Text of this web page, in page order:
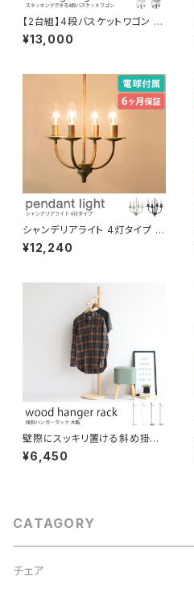
【2台組】4段バスケットワゴン 商
品陳列や『見せる収納』に。スタ
ッキング可
¥13,000
シャンデリアライト 4灯タイプ ス
チールパイプ 電球付属 リモコン
付属 吊り下げ照明 天井照明 デ
ダクトレール対応 間接照明 おし
ゃれ 北欧 演出用品
¥12,240
壁際にスッキリ置ける斜め掛け
ハンガーラック 木製 傾斜ハンガ
ー スラントハンガー オフィス 書
インテリア
¥6,450
CATAGORY
チェア